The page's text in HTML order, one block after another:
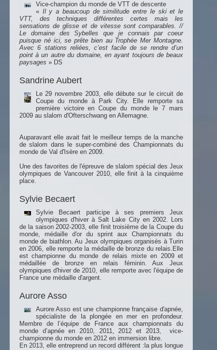
Vice-champion du monde de VTT de descente
«Il y a beaucoup de similitude entre le ski et le
VTT, des techniques différentes certes mais les
sensations de glisse et de vitesse sont comparables. //
Le domaine des Sybelles que je connais par coeur
puisque né ici, se prête bien au Trophée Mer Montagne.
Avec 6 stations reliées, c’est facile de se rendre d’un
point à un autre du domaine, en ayant toujours de beaux
paysages » DS
Sandrine Aubert
Le 29 novembre 2003, elle débute sur le circuit de
Coupe du monde à Park City. Elle remporte sa
première victoire en Coupe du monde le 7 mars
2009 au slalom d'Ofterschwang en Allemagne.
Auparavant elle avait fait le meilleur temps de la manche
de slalom dans le super-combiné des Championnats du
monde de Val d'Isère en 2009.
Une des favorites de l'épreuve de slalom spécial des Jeux
olympiques de Vancouver 2010, elle finit à la cinquième
place.
Sylvie Becaert
Sylvie Becaert participe à ses premiers Jeux
olympiques d'hiver à Salt Lake City en 2002. Lors
de la saison 2002-2003, elle finit troisième de la Coupe du
monde, médaille d'or du sprint aux Championnats du
monde de biathlon. Au Jeux olympiques organisés à Turin
en 2006, elle remporte la médaille de bronze du relais.Elle
est championne du monde de relais mixte en 2009 et
médaillée de bronze en relais féminin. Aux Jeux
olympiques d'hiver de 2010, elle remporte avec l'équipe de
France une médaille d'argent.
Aurore Asso
Aurore Asso est une championne française d'apnée,
spécialiste de la plongée en mer en profondeur.
Membre de l’équipe de France aux championnats du
monde d’apnée en 2010, 2011, 2012 et 2013, vice-
championne du monde en 2012 en immersion libre.
En 2013, elle entreprend un record différent :la plus longue